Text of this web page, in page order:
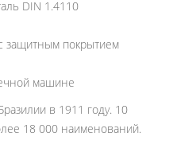
DIN 1.4110
защитным покрытием
машине
в 1911 году. 10
18 000 наименований.